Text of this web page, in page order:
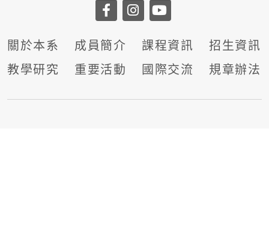
關於本系
教學研究
成員簡介
重要活動
課程資訊
國際交流
招生資訊
規章辦法